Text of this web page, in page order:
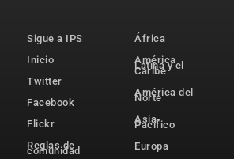
Sigue a IPS
Inicio
Twitter
Facebook
Flickr
Reglas de
comunidad
África
América
Latina y el
Caribe
América del
Norte
Asia-
Pacífico
Europa